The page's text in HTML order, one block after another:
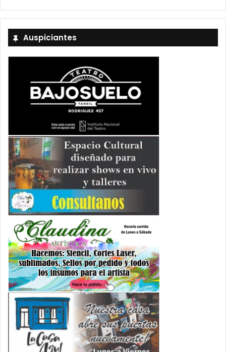
Auspiciantes